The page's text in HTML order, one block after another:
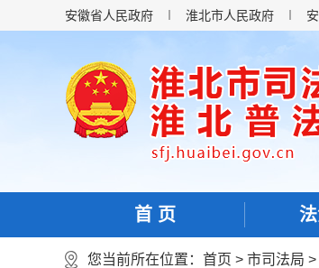
安徽省人民政府 淮北市人民政府
首 页
您当前所在位置： 首页 > 市司法局 >